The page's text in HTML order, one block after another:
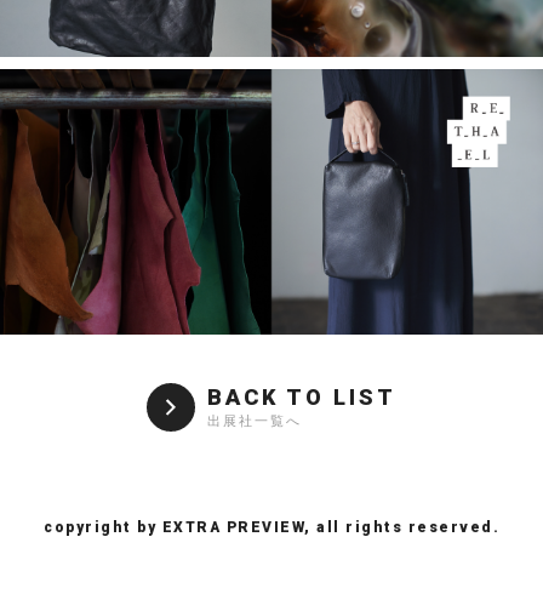
BACK TO LIST
出展社一覧へ
copyright by EXTRA PREVIEW, all rights reserved.